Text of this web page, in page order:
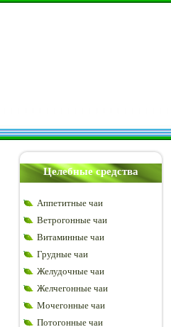
Целебные средства
Аппетитные чаи
Ветрогонные чаи
Витаминные чаи
Грудные чаи
Желудочные чаи
Желчегонные чаи
Мочегонные чаи
Потогонные чаи